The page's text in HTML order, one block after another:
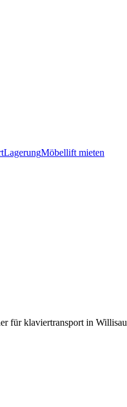
LagerungMöbellift mieten
fürklaviertransport in Willisau